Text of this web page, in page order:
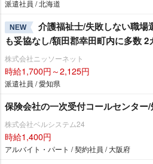
派遣社員 / 北海道
NEW
介護福祉士/失敗しない職場
も妥協なし/額田郡幸田町内に多数 2
株式会社ニッソーネット
時給1,700円～2,125円
派遣社員 / 愛知県
保険会社の一次受付コールセンター
株式会社ベルシステム24
時給1,400円
アルバイト・パート / 契約社員 / 大阪府